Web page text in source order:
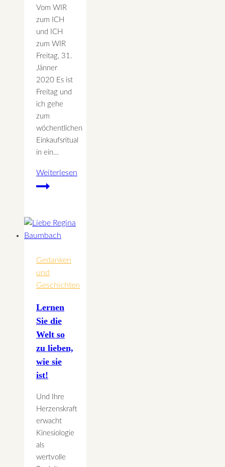
Vom WIR
zum ICH
und ICH
zum WIR
Freitag, 31.
Jänner
2020 Es ist
Freitag und
ich gehe
zum
wöchentlichen
Einkaufsritual
in ein…
Weiterlesen
Dankbarkeit
Gedanken
und
Geschichten
Lernen
Sie die
Welt so
zu lieben,
wie sie
ist!
Und Ihre
Herzenskraft
erwacht
Kinesiologie
als
wertvolle